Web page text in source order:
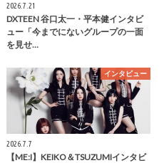
2026.7.21
DXTEEN 谷口太一・平本健インタビ
ュー「今までにないグループの一面
を見せ…
インタビュー
2026.7.7
【ME:I】KEIKO＆TSUZUMIインタビ